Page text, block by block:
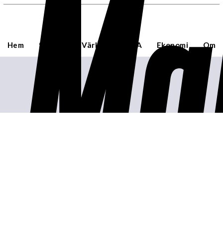
Hem Sverige Världen USA Ekonomi Om